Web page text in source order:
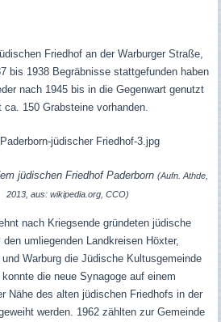
Friedhof an der Warburger Straße,
bis 1938 Begräbnisse stattgefunden haben
nach 1945 bis in die Gegenwart genutzt
150 Grabsteine vorhanden.
jüdischen Friedhof Paderborn (Aufn. Athde,
2013, aus: wikipedia.org, CCO)
nach Kriegsende gründeten jüdische
den umliegenden Landkreisen Höxter,
und Warburg die Jüdische Kultusgemeinde
konnte die neue Synagoge auf einem
Nähe des alten jüdischen Friedhofs in der
werden. 1962 zählten zur Gemeinde